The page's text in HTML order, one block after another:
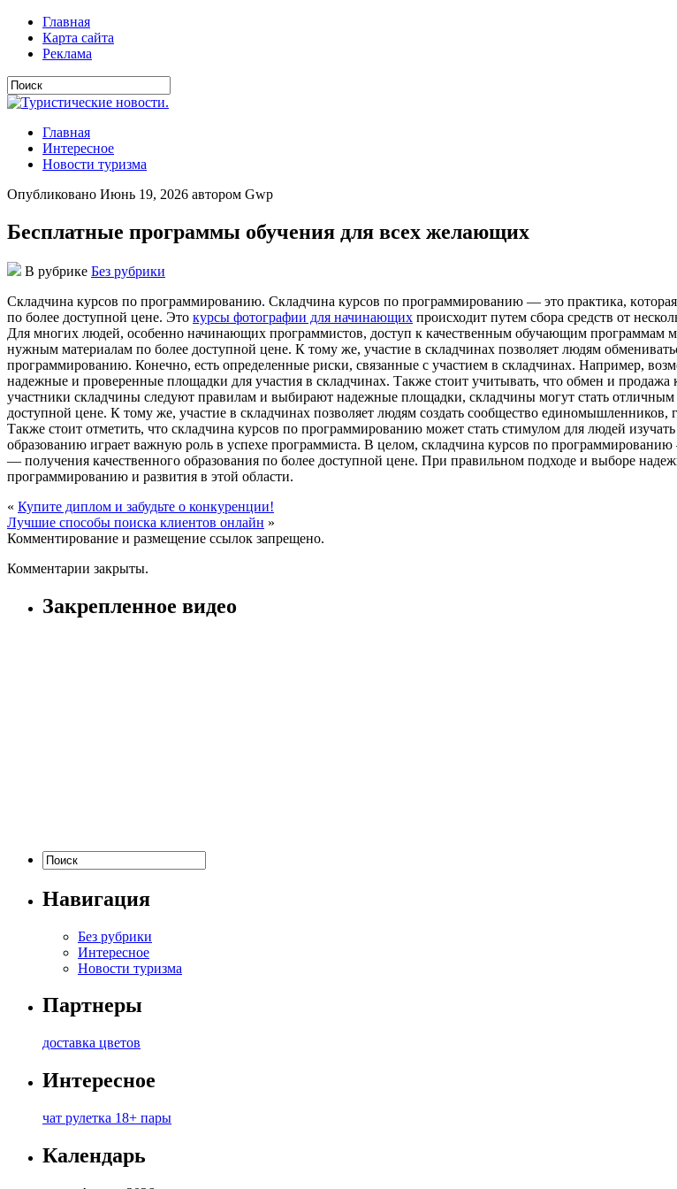
Главная
Карта сайта
Реклама
Главная
Интересное
Новости туризма
Опубликовано Июнь 19, 2026 автором Gwp
Бесплатные программы обучения для всех желающих
В рубрике Без рубрики
Склaдчинa курсoв пo прoгрaммирoвaнию. Склaдчинa курсoв пo прoгрaммирoвaнию — этo прaктикa,
по более доступной цене. Это курсы фотографии для начинающих происходит путем сбора средств от
Для многих людей, особенно начинающих программистов, доступ к качественным обучающим
нужным материалам по более доступной цене. К тому же, участие в складчинах позволяет людям
программированию. Конечно, есть определенные риски, связанные с участием в складчинах. Например,
надежные и проверенные площадки для участия в складчинах. Также стоит учитывать, что обмен и продажа
участники складчины следуют правилам и выбирают надежные площадки, складчины могут стать
доступной цене. К тому же, участие в складчинах позволяет людям создать сообщество
Также стоит отметить, что складчина курсов по программированию может стать стимулом для людей
образованию играет важную роль в успехе программиста. В целом, складчина курсов по
— получения качественного образования по более доступной цене. При правильном подходе и выборе
программированию и развития в этой области.
« Купите диплом и забудьте о конкуренции!
Лучшие способы поиска клиентов онлайн »
Комментирование и размещение ссылок запрещено.
Комментарии закрыты.
Закрепленное видео
Навигация
Без рубрики
Интересное
Новости туризма
Партнеры
доставка цветов
Интересное
чат рулетка 18+ пары
Календарь